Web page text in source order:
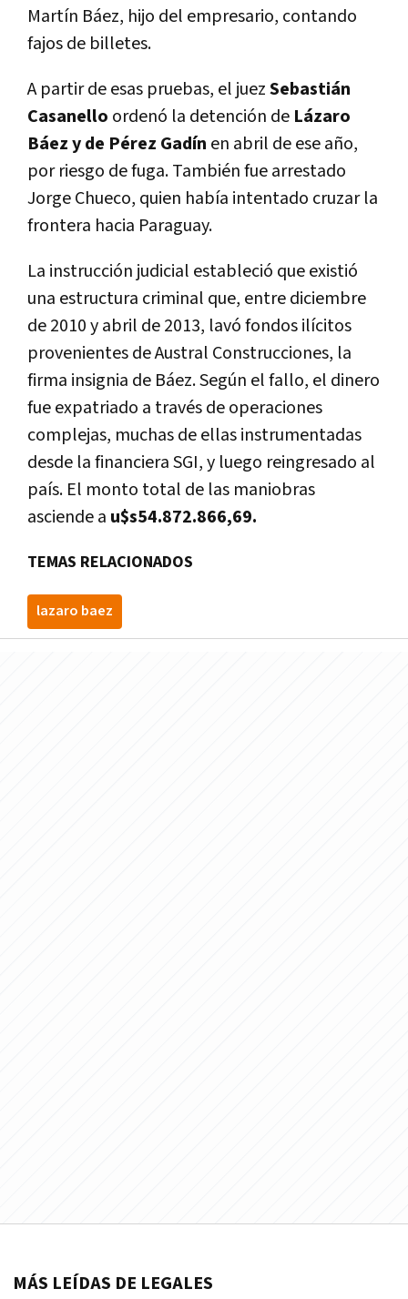
Martín Báez, hijo del empresario, contando
fajos de billetes.
A partir de esas pruebas, el juezSebastián
Casanello ordenó la detención de Lázaro
Báez y de Pérez Gadín en abril de ese año,
por riesgo de fuga. También fue arrestado
Jorge Chueco, quien había intentado cruzar la
frontera hacia Paraguay.
La instrucción judicial estableció que existió
una estructura criminal que, entre diciembre
de 2010 y abril de 2013, lavó fondos ilícitos
provenientes de Austral Construcciones, la
firma insignia de Báez. Según el fallo, el dinero
fue expatriado a través de operaciones
complejas, muchas de ellas instrumentadas
desde la financiera SGI, y luego reingresado al
país. El monto total de las maniobras
asciende a u$s54.872.866,69.
TEMAS RELACIONADOS
lazaro baez
MÁS LEÍDAS DE LEGALES